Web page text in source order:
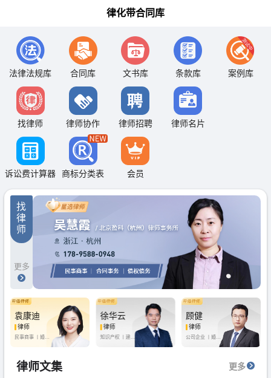
律化带合同库
法律法规库 合同库 文书库 条款库 案例库
找律师 律师协作 律师招聘 律师名片
诉讼费计算器 商标分类表 会员
找
律
师
更多
袁康迪
律师
民事商事 丨 婚姻
徐华云
律师
知识产权 丨 建设
顾健
律师
公司企业 丨婚姻
房产纠纷
律师文集 更多